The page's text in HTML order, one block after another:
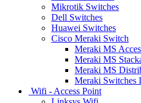
Mikrotik Switches
Dell Switches
Huawei Switches
Cisco Meraki Switch
Meraki MS
Meraki MS
Meraki MS
Meraki Switches
Wifi - Access Point